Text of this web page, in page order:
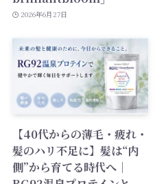
2026年6月27日
【40代からの薄毛・疲れ・
髪のハリ不足に】髪は“内
側”から育てる時代へ｜